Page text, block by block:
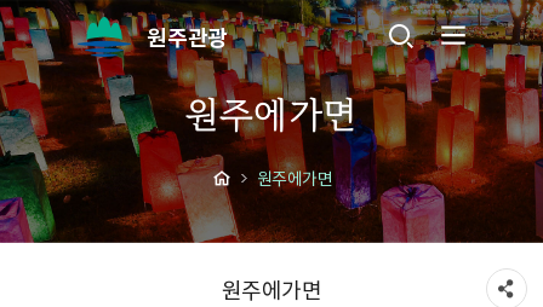
원주관광
원주에가면
원주에가면
원주에가면